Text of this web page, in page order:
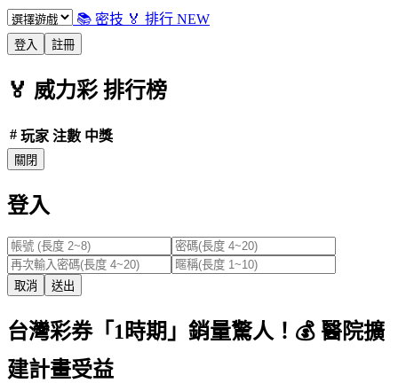
📚 密技 🏅 排行 NEW
登入 註冊
🏅 威力彩排行榜
# 玩家 注數 中獎
關閉
登入
取消 送出
台灣彩券「1時期」銷量驚人！💰 醫院擴
建計畫受益